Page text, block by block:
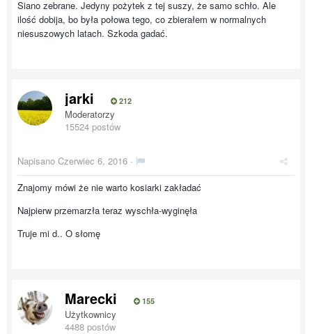
Siano zebrane. Jedyny pożytek z tej suszy, że samo schło. Ale
ilość dobija, bo była połowa tego, co zbierałem w normalnych
niesuszowych latach. Szkoda gadać.
jarki 212
Moderatorzy
15524 postów
Napisano Czerwiec 6, 2016 ·
Znajomy mówi że nie warto kosiarki zakładać
Najpierw przemarzła teraz wyschła-wyginęła
Truje mi d.. O słomę
Marecki 155
Użytkownicy
4488 postów